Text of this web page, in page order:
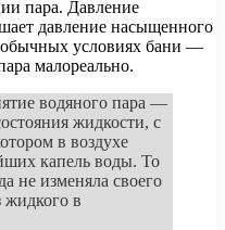
пара. Давление
давление насыщенного
условиях бани —
малореально.
водяного пара —
жидкости, с
в воздухе
капель воды. То
не изменяла своего
жидкого в